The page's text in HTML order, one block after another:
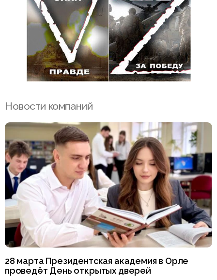
Новости компаний
28 марта Президентская академия в Орле
проведёт День открытых дверей